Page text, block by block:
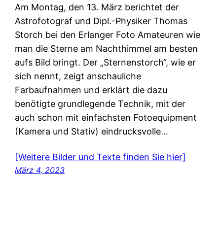
Am Montag, den 13. März berichtet der
Astrofotograf und Dipl.-Physiker Thomas
Storch bei den Erlanger Foto Amateuren wie
man die Sterne am Nachthimmel am besten
aufs Bild bringt. Der „Sternenstorch“, wie er
sich nennt, zeigt anschauliche
Farbaufnahmen und erklärt die dazu
benötigte grundlegende Technik, mit der
auch schon mit einfachsten Fotoequipment
(Kamera und Stativ) eindrucksvolle…
[Weitere Bilder und Texte finden Sie hier]
März 4, 2023